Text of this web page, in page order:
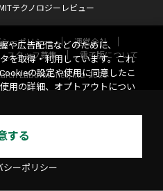
テクノロジーレビュー
ーポリシー
運営会社
スタッフ募集
電子版について
Laboratories, Inc. 2026
や広告配信などのために、
を取得・利用しています。これ
の設定や使用に同意したこ
用の詳細、オプトアウトについ
する
シーポリシー